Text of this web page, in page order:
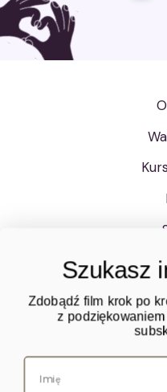
Bony
Szukasz
Zdobądź film krok po
Zgadzam się na